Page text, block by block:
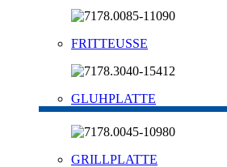
FRITTEUSSE
GLUHPLATTE
GRILLPLATTE